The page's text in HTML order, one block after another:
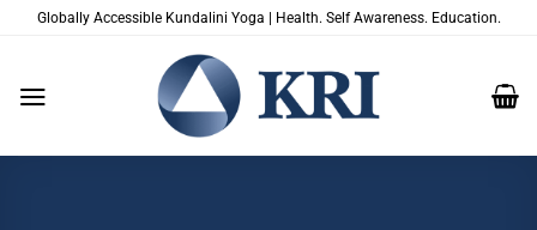
Globally Accessible Kundalini Yoga | Health. Self Awareness. Education.